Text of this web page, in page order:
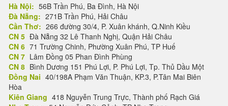
Hà Nội: 56B Trần Phú, Ba Đình, Hà Nội
Đà Nẵng: 271B Trần Phú, Hải Châu
Cần Thơ: 266 đường 30/4, P. Xuân khánh, Q.Ninh Kiều
CN 5 Đà Nẵng 32 Lê Thanh Nghị, Quận Hải Châu
CN 6 71 Trường Chinh, Phường Xuân Phú, TP Huế
CN 7 Lâm Đồng 05 Phan Đình Phùng
CN 8 Bình Dương 151 Phú Lợi, P. Phú Lợi, Tp. Thủ Dầu Một
Đồng Nai 40/198A Phạm Văn Thuận, KP.3, P.Tân Mai Biên
Hòa
Kiên Giang 418 Nguyễn Trung Trực, Thành phố Rạch Giá